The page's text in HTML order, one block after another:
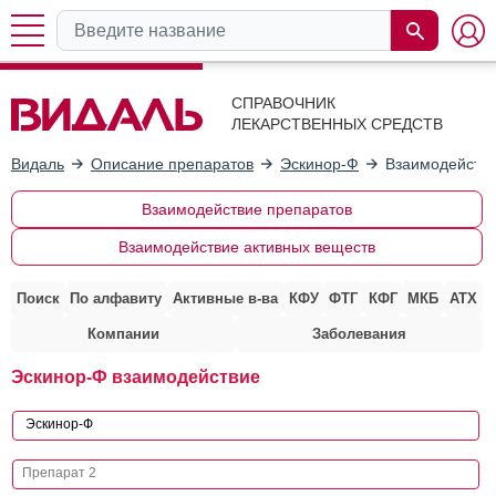
СПРАВОЧНИК
ЛЕКАРСТВЕННЫХ СРЕДСТВ
Видаль Описание препаратов Эскинор-Ф
Взаимодействие препаратов
Взаимодействие активных веществ
Поиск По алфавиту Активные в-ва КФУ ФТГ КФГ МКБ АТХ
Компании Заболевания
Эскинор-Ф взаимодействие